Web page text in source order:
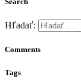
Hľadať:
Comments
Tags